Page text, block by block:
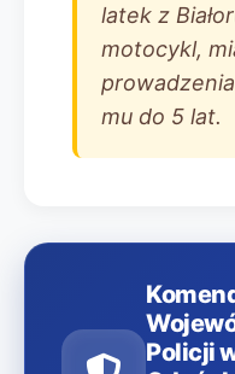
latek z
motocykl,
mu do 5 lat.
Policji